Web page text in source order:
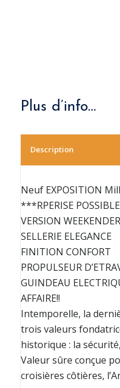
Plus d’info…
Description
Neuf EXPOSITION
***RPERISE
VERSION WEEKENDER
SELLERIE ELEGANCE
FINITION CONFORT
PROPULSEUR
GUINDEAU
AFFAIRE!!
Intemporelle, la
trois valeurs
historique : la
Valeur sûre conçue
croisières côtières,